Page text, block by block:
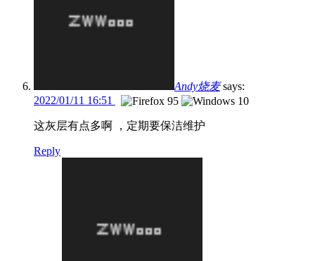
Andy烧麦 says:
2022/01/11 16:51
这灰层有点多啊 ，定期要保洁维护
Reply